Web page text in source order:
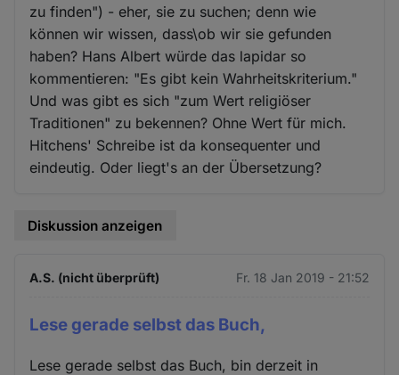
zu finden") - eher, sie zu suchen; denn wie
können wir wissen, dass\ob wir sie gefunden
haben? Hans Albert würde das lapidar so
kommentieren: "Es gibt kein Wahrheitskriterium."
Und was gibt es sich "zum Wert religiöser
Traditionen" zu bekennen? Ohne Wert für mich.
Hitchens' Schreibe ist da konsequenter und
eindeutig. Oder liegt's an der Übersetzung?
Diskussion anzeigen
A.S. (nicht überprüft) Fr. 18 Jan 2019 - 21:52
Lese gerade selbst das Buch,
Lese gerade selbst das Buch, bin derzeit in